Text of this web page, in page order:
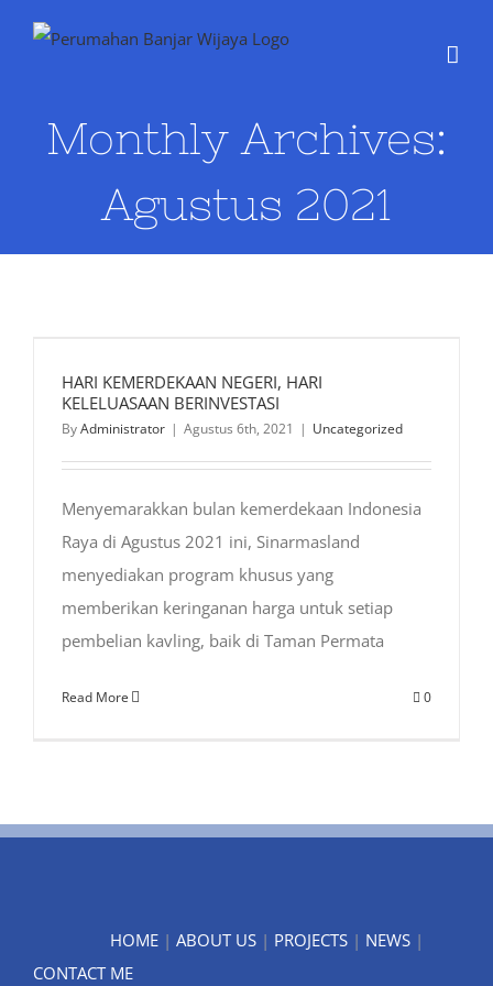
Monthly Archives:
Agustus 2021
HARI KEMERDEKAAN NEGERI, HARI
KELELUASAAN BERINVESTASI
ByAdministrator | Agustus 6th, 2021 | Uncategorized
Menyemarakkan bulan kemerdekaan Indonesia
Raya di Agustus 2021 ini, Sinarmasland
menyediakan program khusus yang
memberikan keringanan harga untuk setiap
pembelian kavling, baik di Taman Permata
Read More 0
HOME | ABOUT US | PROJECTS | NEWS |
CONTACT ME